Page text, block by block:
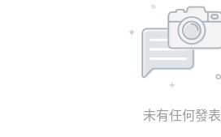
未有任何發表